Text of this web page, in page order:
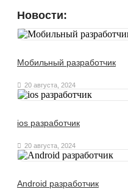
Новости:
Мобильный разработчик
20 августа, 2024
ios разработчик
20 августа, 2024
Android разработчик